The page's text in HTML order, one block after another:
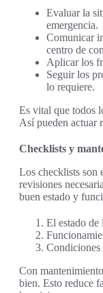
Evaluar la
emergencia.
Comunicar
centro de
Aplicar los
Seguir los
lo requiere.
Es vital que todos
Así pueden actuar
Checklists y
Los checklists son
revisiones
buen estado y
El estado de
Condiciones
Con
bien. Esto reduce